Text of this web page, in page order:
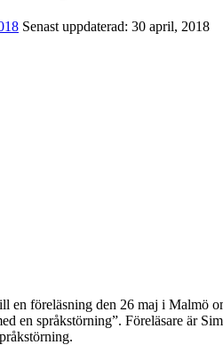
Senast uppdaterad: 30 april, 2018
en föreläsning den 26 maj i Malmö
en språkstörning”. Föreläsare är